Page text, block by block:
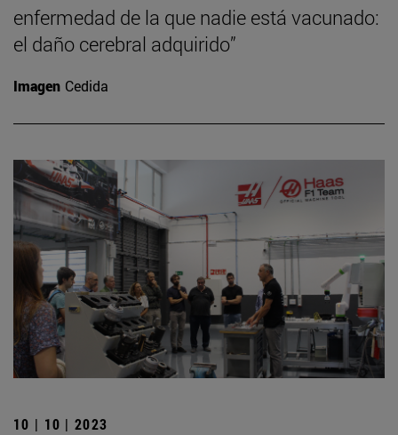
enfermedad de la que nadie está vacunado:
el daño cerebral adquirido”
Imagen Cedida
10 | 10 | 2023